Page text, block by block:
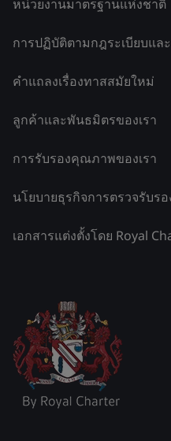
หน่วยงานมาตรฐานแห่งชาติ
การปฏิบัติตามกฎระเบียบแล
คำแถลงเรื่องทาสสมัยใหม่
ลูกค้าและพันธมิตรของเรา
การรับรองคุณภาพของเรา
นโยบายธุรกิจการตรวจรับรอ
เอกสารแต่งตั้งโดย Royal